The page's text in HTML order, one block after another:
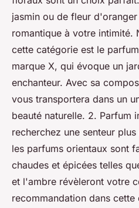
jasmin ou de fleur
romantique à votre
cette catégorie est le
marque X, qui évoque un
enchanteur. Avec sa
vous transportera dans un
beauté naturelle. 2. Parfum
recherchez une senteur
les parfums orientaux sont
chaudes et épicées telles
et l'ambre révèleront votre
recommandation dans